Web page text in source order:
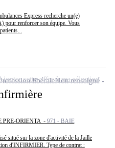
Express recherche un(e)
pour renforcer son équipe. Vous
PRE-ORIENTA - 971 - BAIE
situé sur la zone d'activité de la Jaille
d'INFIRMIER. Type de contrat :
libéraleNon renseigné
cette offre à ma sélection